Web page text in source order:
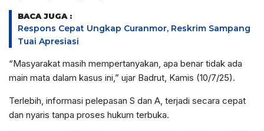
BACA JUGA :
Respons Cepat Ungkap Curanmor, Reskrim Sampang
Tuai Apresiasi
“Masyarakat masih mempertanyakan, apa benar tidak ada
main mata dalam kasus ini,” ujar Badrut, Kamis (10/7/25).
Terlebih, informasi pelepasan S dan A, terjadi secara cepat
dan nyaris tanpa proses hukum terbuka.